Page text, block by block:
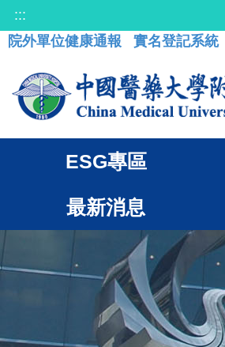
:::
院外單位健康通報
實名登記系統
ESG專區
最新消息